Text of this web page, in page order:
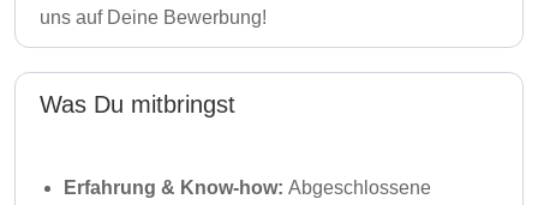
uns auf Deine Bewerbung!
Was Du mitbringst
Erfahrung & Know-how: Abgeschlossene